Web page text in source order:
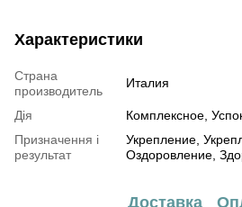
Характеристики
Страна
производитель
Италия
Дія
Комплексное,
Призначення і
результат
Укрепление,
Оздоровление,
Доставка